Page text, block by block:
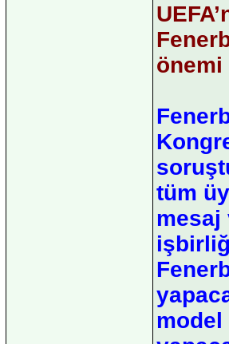
önemi
tüm
mesaj
model